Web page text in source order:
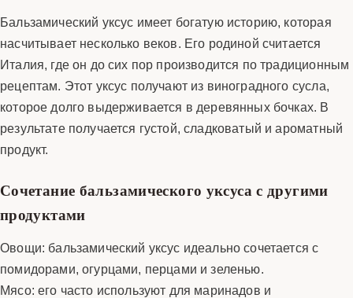
Бальзамический уксус имеет богатую историю, которая
насчитывает несколько веков. Его родиной считается
Италия, где он до сих пор производится по традиционным
рецептам. Этот уксус получают из виноградного сусла,
которое долго выдерживается в деревянных бочках. В
результате получается густой, сладковатый и ароматный
продукт.
Сочетание бальзамического уксуса с другими
продуктами
Овощи: бальзамический уксус идеально сочетается с
помидорами, огурцами, перцами и зеленью.
Мясо: его часто используют для маринадов и